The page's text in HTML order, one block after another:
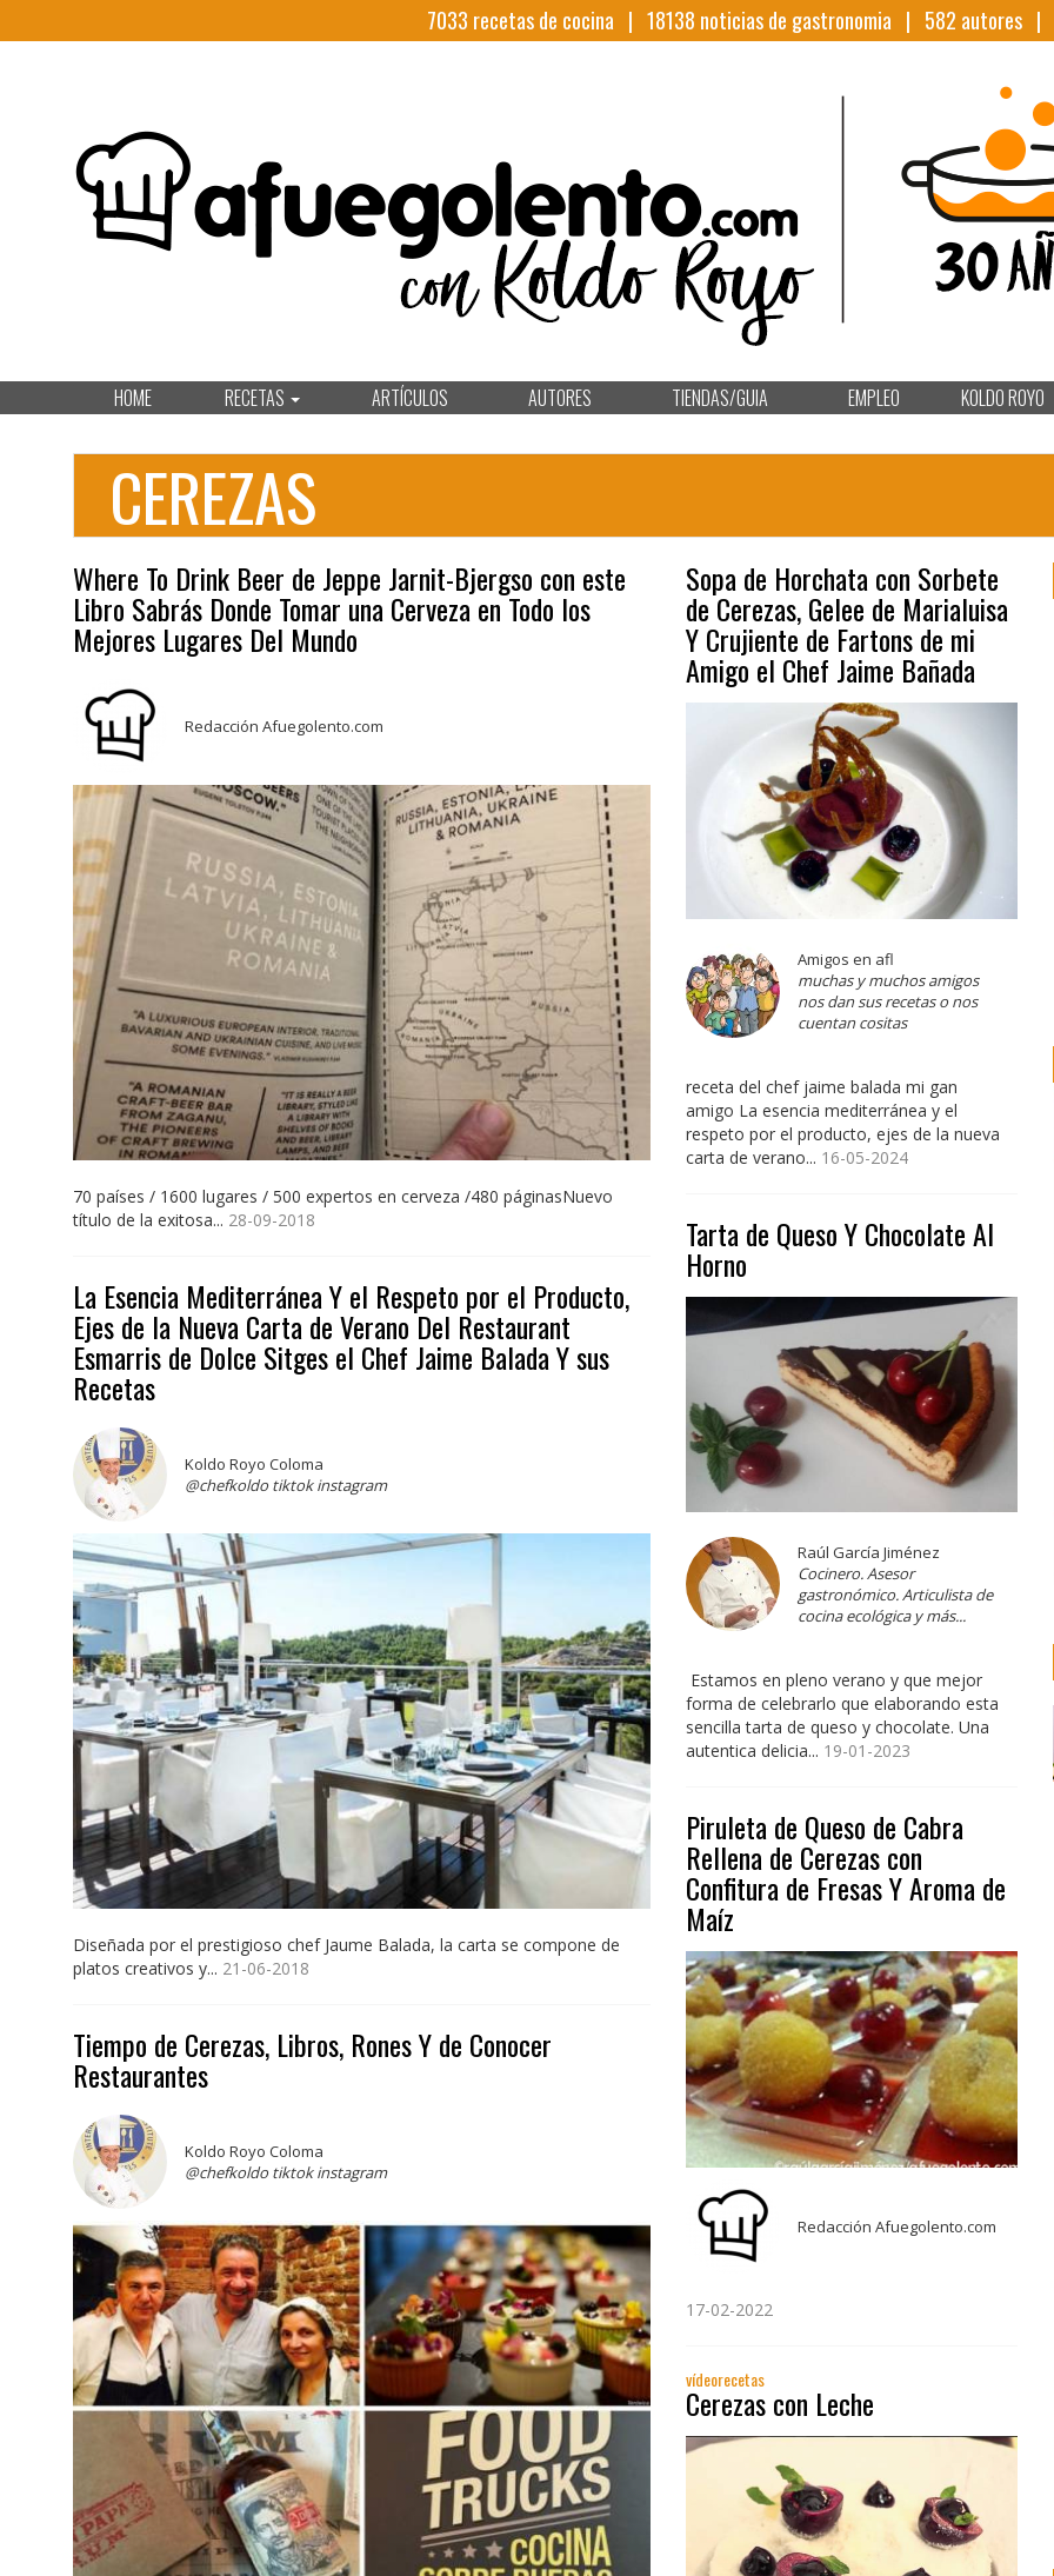
7033 recetas de cocina | 18138 noticias de gastronomia | 582 autores |
HOME RECETAS ARTÍCULOS AUTORES TIENDAS/GUIA EMPLEO KOLDO ROYO
CEREZAS
Where To Drink Beer de Jeppe Jarnit-Bjergso con este
Libro Sabrás Donde Tomar una Cerveza en Todo los
Mejores Lugares Del Mundo
Redacción Afuegolento.com
70 países / 1600 lugares / 500 expertos en cerveza /480 páginasNuevo
título de la exitosa... 28-09-2018
La Esencia Mediterránea Y el Respeto por el Producto,
Ejes de la Nueva Carta de Verano Del Restaurant
Esmarris de Dolce Sitges el Chef Jaime Balada Y sus
Recetas
Koldo Royo Coloma
@chefkoldo tiktok instagram
Diseñada por el prestigioso chef Jaume Balada, la carta se compone de
platos creativos y... 21-06-2018
Tiempo de Cerezas, Libros, Rones Y de Conocer
Restaurantes
Koldo Royo Coloma
@chefkoldo tiktok instagram
Sopa de Horchata con Sorbete
de Cerezas, Gelee de Marialuisa
Y Crujiente de Fartons de mi
Amigo el Chef Jaime Bañada
Amigos en afl
muchas y muchos amigos
nos dan sus recetas o nos
cuentan cositas
receta del chef jaime balada mi gan
amigo La esencia mediterránea y el
respeto por el producto, ejes de la nueva
carta de verano... 16-05-2024
Tarta de Queso Y Chocolate Al
Horno
Raúl García Jiménez
Cocinero. Asesor
gastronómico. Articulista de
cocina ecológica y más...
Estamos en pleno verano y que mejor
forma de celebrarlo que elaborando esta
sencilla tarta de queso y chocolate. Una
autentica delicia... 19-01-2023
Piruleta de Queso de Cabra
Rellena de Cerezas con
Confitura de Fresas Y Aroma de
Maíz
Redacción Afuegolento.com
17-02-2022
vídeorecetas
Cerezas con Leche